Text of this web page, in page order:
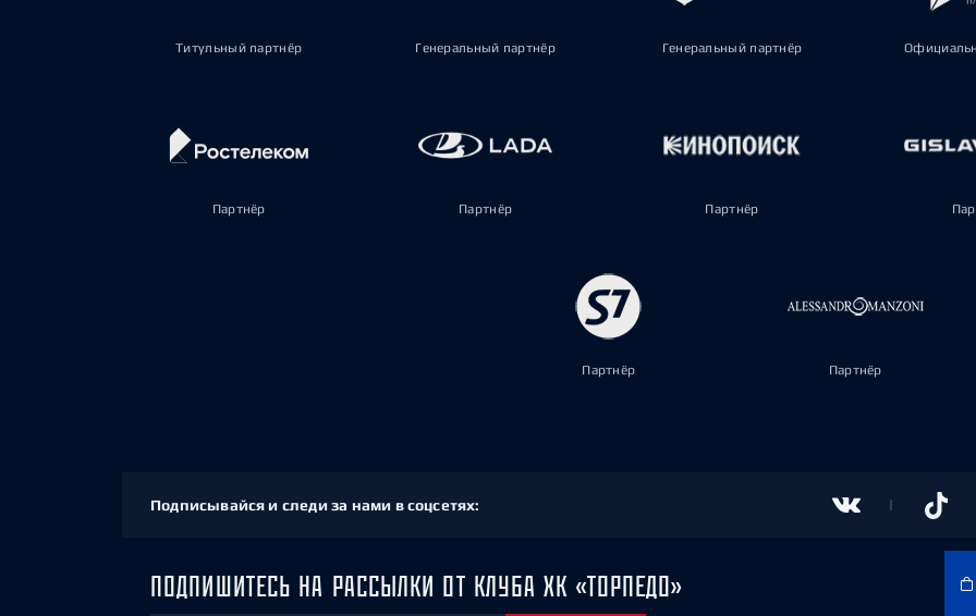
Титульный партнёр Генеральный партнёр Генеральный партнёр
Партнёр Партнёр Партнёр
Партнёр Партнёр
Подписывайся и следи за нами в соцсетях:
ПОДПИШИТЕСЬ НА РАССЫЛКИ ОТ КЛУБА ХК «ТОРПЕДО»